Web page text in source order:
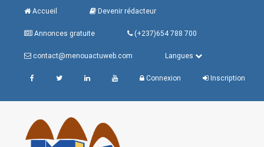
Accueil Devenir rédacteur
Annonces gratuite (+237)654 788 700
contact@menouactuweb.com Langues
Connexion Inscription